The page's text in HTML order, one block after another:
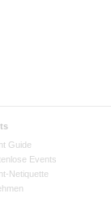
Guide
Events
Netiquette